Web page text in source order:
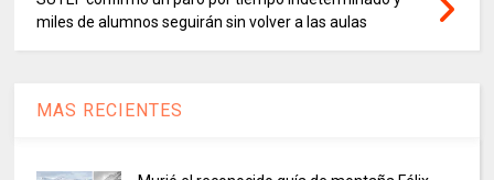
miles de alumnos seguirán sin volver a las aulas
MAS RECIENTES